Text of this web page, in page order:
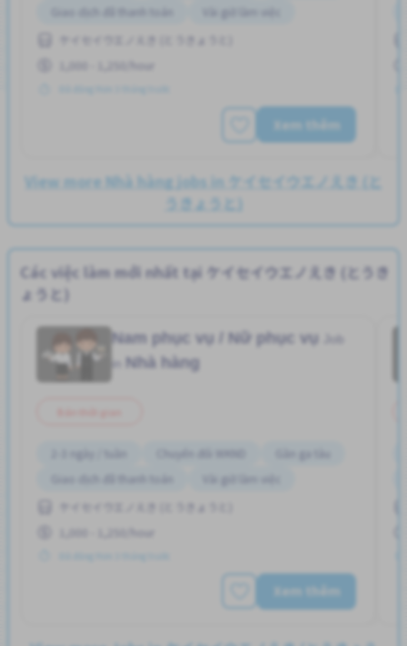
Giao dịch đã thanh toán
Vài giờ làm việc
ケイセイウエノえき (とうきょうと)
1,000 - 1,250/hour
Xem thêm
View more Nhà hàng jobs in ケイセイウエノえき (と
うきょうと)
Các việc làm mới nhất tại ケイセイウエノえき (とうき
ょうと)
Nam phục vụ / Nữ phục vụ
Nhà hàng
2-3 ngày / tuần Chuyển đổi WKND
Gần ga tàu
Giao dịch đã thanh toán
Vài giờ làm việc
ケイセイウエノえき (とうきょうと)
1,000 - 1,250/hour
Xem thêm